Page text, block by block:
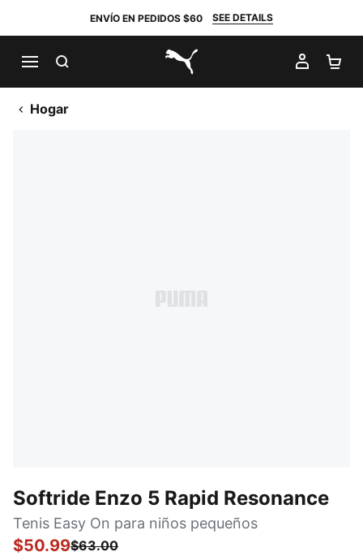
ENVÍO EN PEDIDOS $60 SEE DETAILS
PUMA.com
MI
Hogar
Softride Enzo 5 Rapid Resonance
Tenis Easy On para niños pequeños
$50.99$63.00